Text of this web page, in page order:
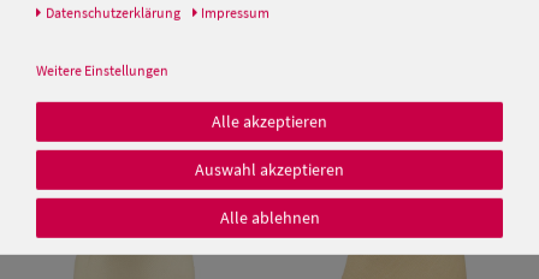
Damen Caps
Lederband & UV-Schutz 50 von
99,99 €
149,50 €
99,99 €
SALE SALE
Daten­schutz­erklärung Impressum
Weitere Einstellungen
Alle akzeptieren
Auswahl akzeptieren
Alle ablehnen